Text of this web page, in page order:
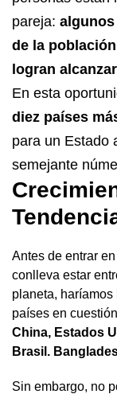
pareja: algunos
de la
logran
En esta
diez países
para un Estado
semejante
Antes de entrar
conlleva estar
planeta,
países en
China, Estados
Brasil.
Sin embargo, no